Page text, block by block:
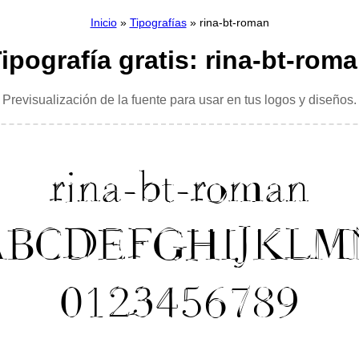
Inicio» Tipografías» rina-bt-roman
gratis: rina-bt-
Previsualización de la fuente para usar en tus logos y diseños.
rina-bt-roman
0123456789